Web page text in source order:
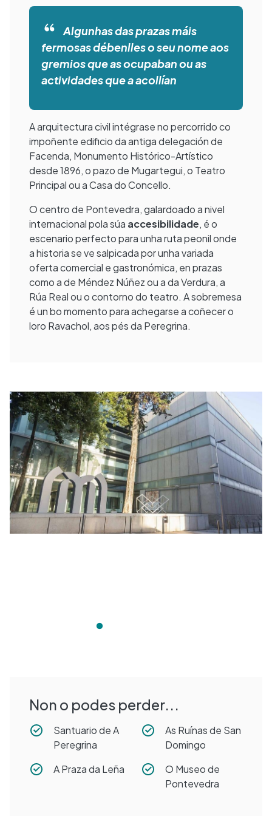
Algunhas das prazas máis
fermosas débenlles o seu nome aos
gremios que as ocupaban ou as
actividades que a acollían
A arquitectura civil intégrase no percorrido co
impoñente edificio da antiga delegación de
Facenda, Monumento Histórico-Artístico
desde 1896, o pazo de Mugartegui, o Teatro
Principal ou a Casa do Concello.
O centro de Pontevedra, galardoado a nivel
internacional pola súa accesibilidade, é o
escenario perfecto para unha ruta peonil onde
a historia se ve salpicada por unha variada
oferta comercial e gastronómica, en prazas
como a de Méndez Núñez ou a da Verdura, a
Rúa Real ou o contorno do teatro. A sobremesa
é un bo momento para achegarse a coñecer o
loro Ravachol, aos pés da Peregrina.
Non o podes perder...
Santuario de A
Peregrina
As Ruínas de San
Domingo
A Praza da Leña
O Museo de
Pontevedra